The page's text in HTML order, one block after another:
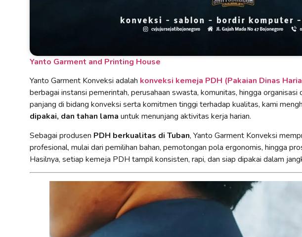
Yanto Garment and Printing House
Yanto Garment Konveksi adalah konveksi kemeja PDH (Pakaian Dinas
berbagai instansi pemerintah, perusahaan swasta, komunitas, hingga
panjang di bidang konveksi serta komitmen tinggi terhadap kualitas, kami
dipakai, dan tahan lama untuk menunjang aktivitas kerja harian.
Sebagai produsen PDH berkualitas di Tuban, Yanto Garment Konveksi
profesional, mulai dari pemilihan bahan, pemotongan pola ergonomis, hingga
Hasilnya, setiap kemeja PDH tampil konsisten, rapi, dan siap dipakai dalam